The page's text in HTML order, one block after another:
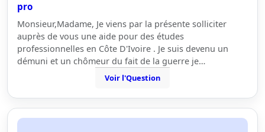
pro
Monsieur,Madame, Je viens par la présente solliciter
auprès de vous une aide pour des études
professionnelles en Côte D'Ivoire . Je suis devenu un
démuni et un chômeur du fait de la guerre je…
Voir l'Question